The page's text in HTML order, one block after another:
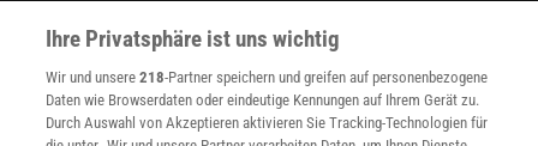
Für Sie im Spektrum-Shop und am Kiosk:
Ihre Privatsphäre ist uns wichtig
Wir und unsere218-Partner speichern und greifen auf personenbezogene
Daten wie Browserdaten oder eindeutige Kennungen auf Ihrem Gerät zu.
Durch Auswahl von Akzeptieren aktivieren Sie Tracking-Technologien für